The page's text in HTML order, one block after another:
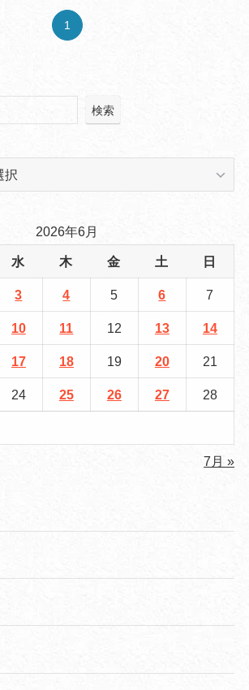
1
検索
2026年6月
水 木 金 土 日
3 4 5 6 7
10 11 12 13 14
17 18 19 20 21
24 25 26 27 28
7月 »